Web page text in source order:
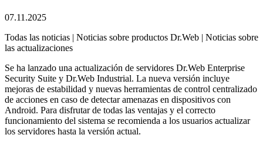
07.11.2025
Todas las noticias | Noticias sobre productos Dr.Web | Noticias sobre
las actualizaciones
Se ha lanzado una actualización de servidores Dr.Web Enterprise
Security Suite y Dr.Web Industrial. La nueva versión incluye
mejoras de estabilidad y nuevas herramientas de control centralizado
de acciones en caso de detectar amenazas en dispositivos con
Android. Para disfrutar de todas las ventajas y el correcto
funcionamiento del sistema se recomienda a los usuarios actualizar
los servidores hasta la versión actual.